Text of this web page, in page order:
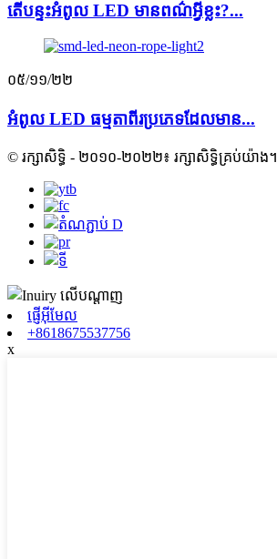
តើបន្ទះអំពូល LED មានពណ៌អ្វីខ្លះ?...
០៥/១១/២២
អំពូល LED ធម្មតាពីរប្រភេទដែលមាន...
© រក្សាសិទ្ធិ - ២០១០-២០២២៖ រក្សាសិទ្ធិគ្រប់យ៉ាង។
ផ្ញើអ៊ីមែល
+8618675537756
x